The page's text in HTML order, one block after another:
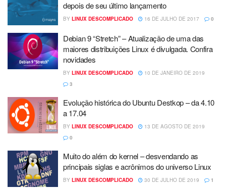
depois de seu último lançamento
BY LINUX DESCOMPLICADO 16 DE JULHO DE 2017 0
Debian 9 “Stretch” – Atualização de uma das
maiores distribuições Linux é divulgada. Confira
novidades
BY LINUX DESCOMPLICADO
10 DE JANEIRO DE 2019
3
Evolução histórica do Ubuntu Destkop – da 4.10
a 17.04
BY LINUX DESCOMPLICADO
13 DE AGOSTO DE 2019
0
Muito do além do kernel – desvendando as
principais siglas e acrônimos do universo Linux
BY LINUX DESCOMPLICADO 30 DE JULHO DE 2019 1